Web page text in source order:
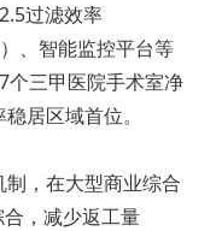
过滤效率
、智能监控平台等
个三甲医院手术室净
居区域首位。
，在大型商业综合
，减少返工量